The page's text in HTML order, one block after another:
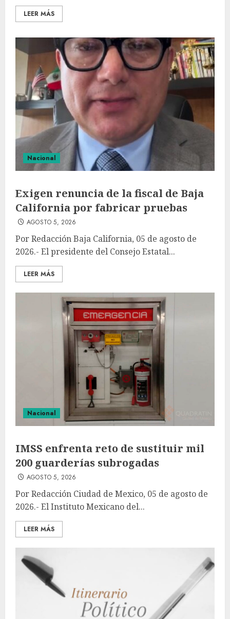
LEER MÁS
Nacional
Exigen renuncia de la fiscal de Baja
California por fabricar pruebas
AGOSTO 5, 2026
Por Redacción Baja California, 05 de agosto de
2026.- El presidente del Consejo Estatal...
LEER MÁS
Nacional
IMSS enfrenta reto de sustituir mil
200 guarderías subrogadas
AGOSTO 5, 2026
Por Redacción Ciudad de Mexico, 05 de agosto de
2026.- El Instituto Mexicano del...
LEER MÁS